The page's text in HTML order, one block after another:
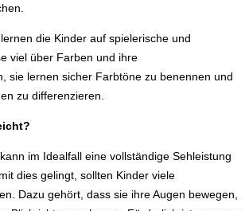
die Kinder auf spielerische und
viel über Farben und ihre
sie lernen sicher Farbtöne zu benennen und
zu differenzieren.
im Idealfall eine vollständige Sehleistung
dies gelingt, sollten Kinder viele
Dazu gehört, dass sie ihre Augen bewegen,